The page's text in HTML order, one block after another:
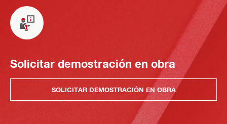
Solicitar demostración en obra
SOLICITAR DEMOSTRACIÓN EN OBRA